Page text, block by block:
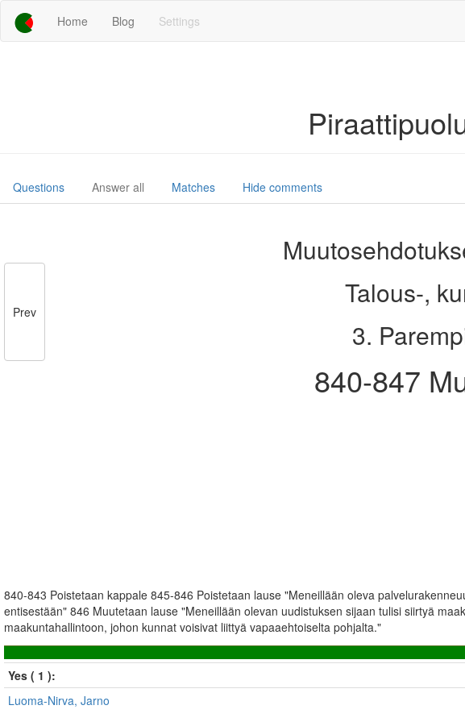
Home Blog Settings
Questions Answer all Matches Hide comments
Prev
Talous-,
3.
840-847
840-843 Poistetaan kappale 845-846 Poistetaan lause "Meneillään oleva
entisestään" 846 Muutetaan lause "Meneillään olevan uudistuksen sijaan tulisi siirtyä
maakuntahallintoon, johon kunnat voisivat liittyä vapaaehtoiselta pohjalta."
Yes ( 1 ):
Luoma-Nirva, Jarno